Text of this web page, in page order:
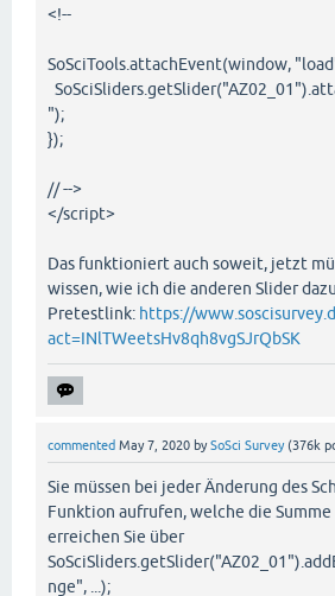
<!--
SoSciTools.attachEvent(window,
");
});
// -->
</script>
Das funktioniert auch soweit, jetzt
wissen, wie ich die anderen Slider
Pretestlink: https://
act=INlTWeetsHv8qh8vgSJrQbSK
commented May 7, 2020 bySoSci Survey (376k
Sie müssen bei jeder Änderung des
Funktion aufrufen, welche die
erreichen Sie über
nge", ...);